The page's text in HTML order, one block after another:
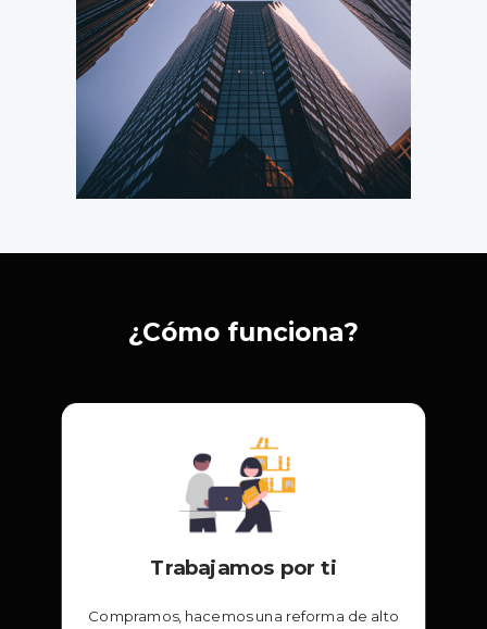
¿Cómo funciona?
Trabajamos por ti
Compramos, hacemos una reforma de alto